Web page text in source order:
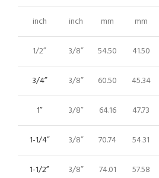
inch inch mm mm
1/2” 3/8” 54.50 41.50
3/4” 3/8” 60.50 45.34
1” 3/8” 64.16 47.73
1-1/4” 3/8” 70.74 54.31
1-1/2” 3/8” 74.01 57.58